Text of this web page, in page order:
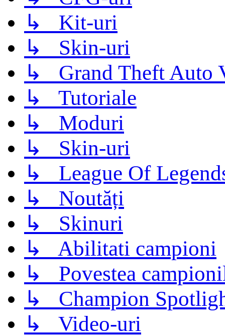
↳ Kit-uri
↳ Skin-uri
↳ Grand Theft Auto
↳ Tutoriale
↳ Moduri
↳ Skin-uri
↳ League Of
↳ Noutăți
↳ Skinuri
↳ Abilitati campioni
↳ Povestea
↳ Champion
↳ Video-uri